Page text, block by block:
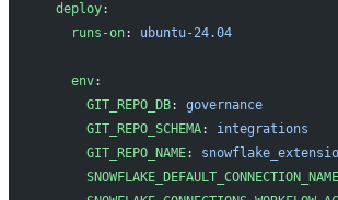
  deploy
:
    runs-on
: ubuntu-24.04
    env
:
      GIT_REPO_DB
: governance
      GIT_REPO_SCHEMA
: integrations
      GIT_REPO_NAME
:
      SNOWFLAKE_DEFAULT_CONNECTION_NAME